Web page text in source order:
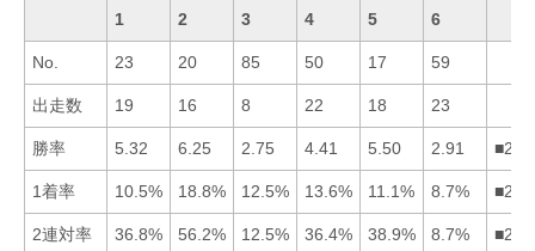
1 2 3 4 5 6
No. 23 20 85 50 17 59
出走数 19 16 8 22 18 23
勝率 5.32 6.25 2.75 4.41 5.50 2.91
1着率 10.5% 18.8% 12.5% 13.6% 11.1% 8.7%
2連対率 36.8% 56.2% 12.5% 36.4% 38.9% 8.7%